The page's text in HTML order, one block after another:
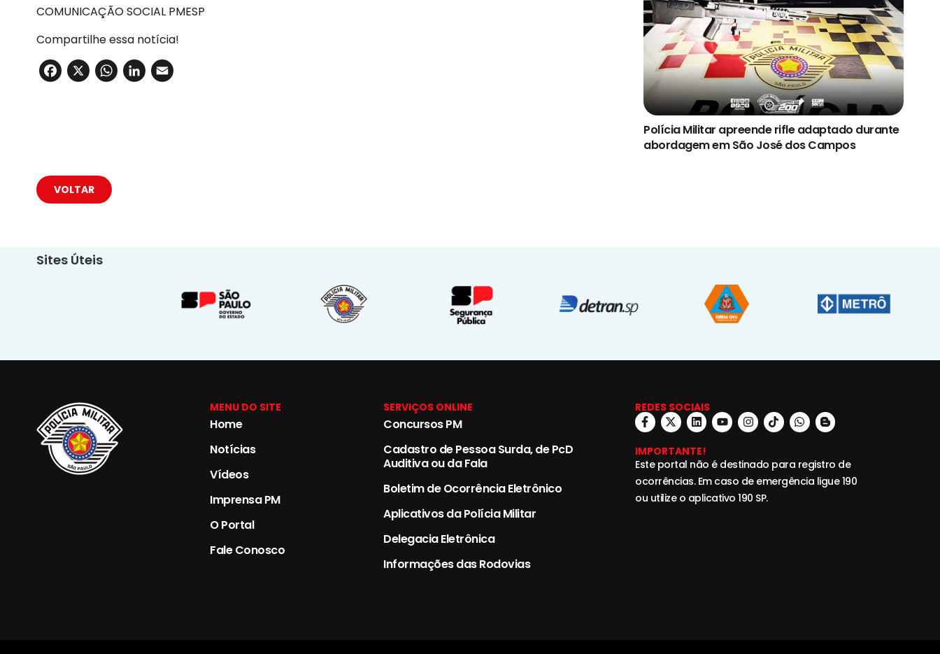
COMUNICAÇÃO SOCIAL PMESP
Compartilhe essa notícia!
Facebook
X WhatsApp
LinkedIn
Polícia Militar apreende rifle adaptado durante
abordagem em São José dos Campos
VOLTAR
Sites Úteis
MENU DO SITE
Home
Notícias
Vídeos
Imprensa PM
O Portal
Fale Conosco
SERVIÇOS ONLINE
Concursos PM
Cadastro de Pessoa Surda, de PcD
Auditiva ou da Fala
Boletim de Ocorrência Eletrônico
Aplicativos da Polícia Militar
Delegacia Eletrônica
Informações das Rodovias
REDES SOCIAIS
IMPORTANTE!
Este portal não é destinado para registro de
ocorrências. Em caso de emergência ligue 190
ou utilize o aplicativo 190 SP.